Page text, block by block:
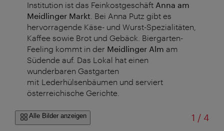
Institution ist das Feinkostgeschäft Anna am
Meidlinger Markt . Bei Anna Putz gibt es
hervorragende Käse- und Wurst-Spezialitäten,
Kaffee sowie Brot und Gebäck. Biergarten-
Feeling kommt in der Meidlinger Alm am
Südende auf. Das Lokal hat einen
wunderbaren Gastgarten
mit Lederhülsenbäumen und serviert
österreichische Gerichte.
Alle Bilder anzeigen 1 /von
4